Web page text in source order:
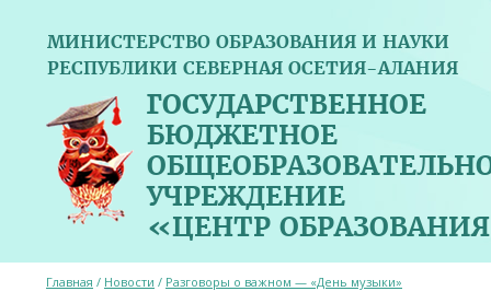
МИНИСТЕРСТВО ОБРАЗОВАНИЯ И НАУКИ
РЕСПУБЛИКИ СЕВЕРНАЯ ОСЕТИЯ-АЛАНИЯ
ГОСУДАРСТВЕННОЕ
БЮДЖЕТНОЕ
УЧРЕЖДЕНИЕ
«ЦЕНТР
Главная / Новости / Разговоры о важном — «День музыки»